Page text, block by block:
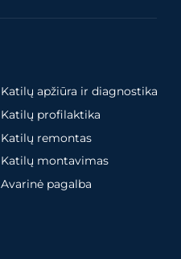
Katilų apžiūra ir diagnostika
Katilų profilaktika
Katilų remontas
Katilų montavimas
Avarinė pagalba